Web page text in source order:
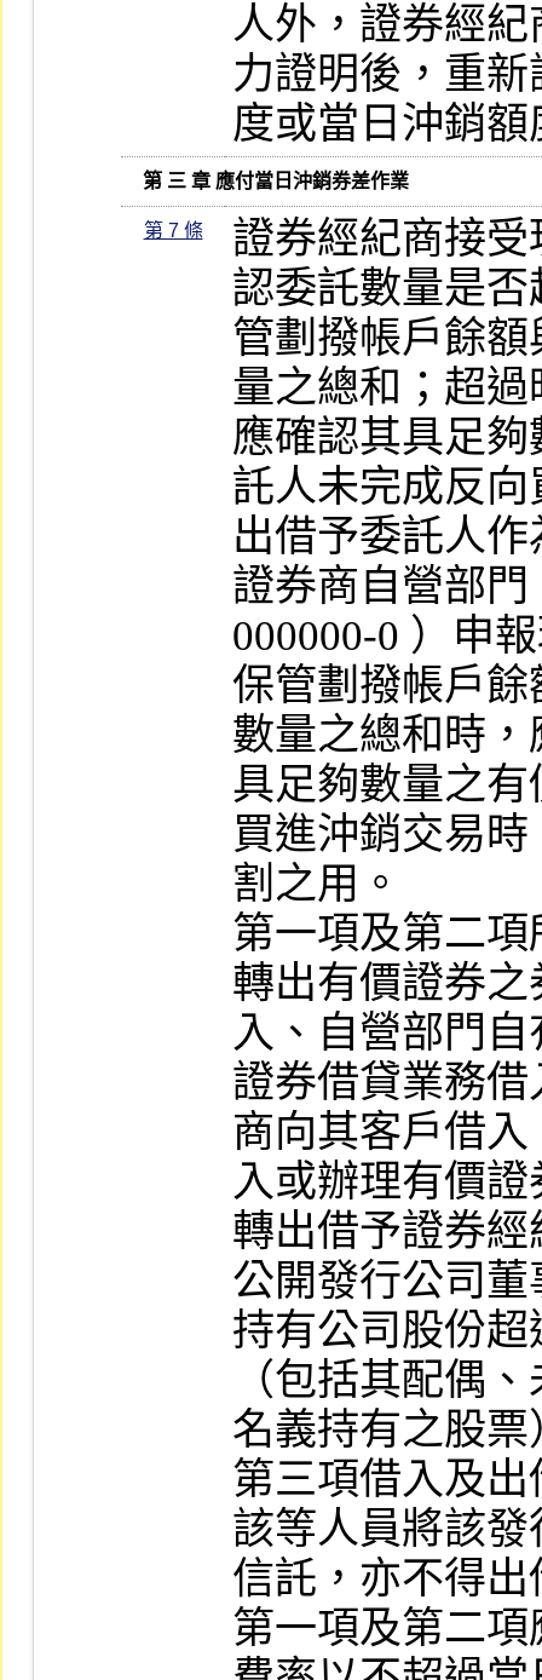
人外，證券經
力證明後，重
度或當日沖銷額
   第 三 章 應付當日沖銷券差作業
第 7 條
證券經紀商接
認委託數量是
管劃撥帳戶餘
量之總和；超
應確認其具足
託人未完成反
出借予委託人
證券商自營部
000000-0 ）申
保管劃撥帳戶
數量之總和時
具足夠數量之
買進沖銷交易
割之用。
第一項及第二
轉出有價證券
入、自營部門
證券借貸業務
商向其客戶借
入或辦理有價
轉出借予證券
公開發行公司
持有公司股份
（包括其配偶
名義持有之股
第三項借入及
該等人員將該
信託，亦不得出
第一項及第二